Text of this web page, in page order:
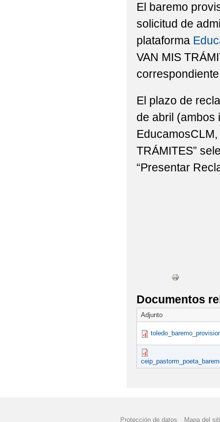
El baremo
solicitud de
plataforma
VAN MIS
El plazo de
de abril (ambos
TRÁMITES”
“Presentar
Documentos
Adjunto
Protección de datos Mapa del